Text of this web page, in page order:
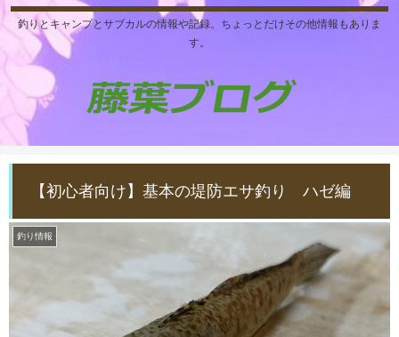
釣りとキャンプとサブカルの情報や記録。ちょっとだけその他情報もありま
す。
【初心者向け】基本の堤防エサ釣り ハゼ編
釣り情報